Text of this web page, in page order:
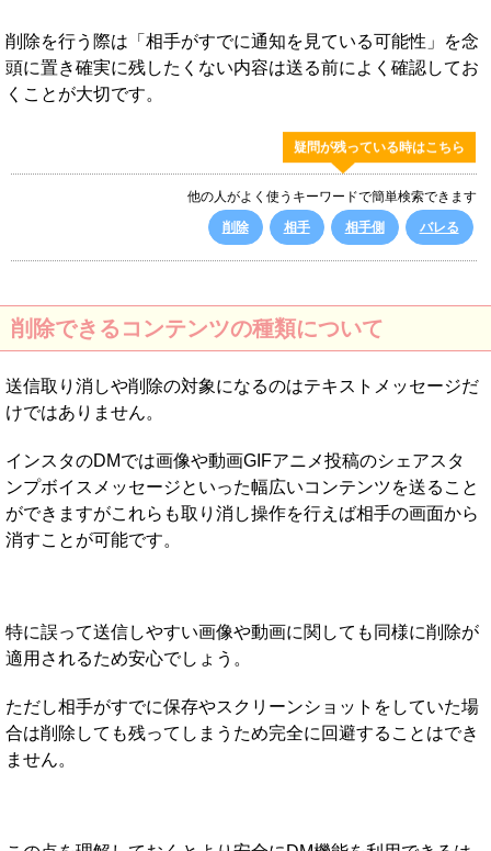
削除を行う際は「相手がすでに通知を見ている可能性」を念
頭に置き確実に残したくない内容は送る前によく確認してお
くことが大切です。
疑問が残っている時はこちら
他の人がよく使うキーワードで簡単検索できます
削除
相手 相手側 バレる
削除できるコンテンツの種類について
送信取り消しや削除の対象になるのはテキストメッセージだ
けではありません。
インスタのDMでは画像や動画GIFアニメ投稿のシェアスタ
ンプボイスメッセージといった幅広いコンテンツを送ること
ができますがこれらも取り消し操作を行えば相手の画面から
消すことが可能です。
特に誤って送信しやすい画像や動画に関しても同様に削除が
適用されるため安心でしょう。
ただし相手がすでに保存やスクリーンショットをしていた場
合は削除しても残ってしまうため完全に回避することはでき
ません。